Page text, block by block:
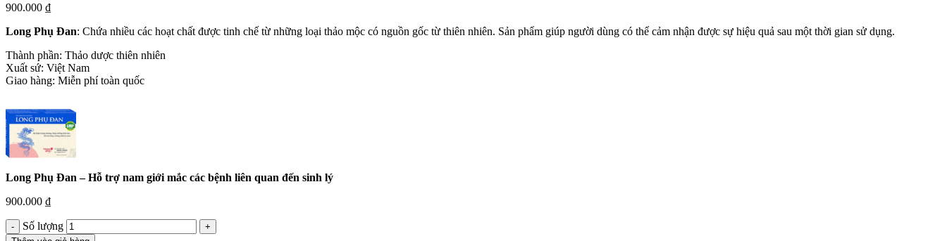
900.000 ₫
Long Phụ Đan: Chứa nhiều các hoạt chất được tinh chế từ những loại thảo mộc có nguồn gốc từ thiên nhiên. Sản phẩm giúp người dùng có thể cảm nhận được sự hiệu quả sau một thời gian sử dụng.
Thành phần: Thảo dược thiên nhiên
Xuất sứ: Việt Nam
Giao hàng: Miễn phí toàn quốc
Long Phụ Đan – Hỗ trợ nam giới mắc các bệnh liên quan đến sinh lý
900.000 ₫
Số lượng